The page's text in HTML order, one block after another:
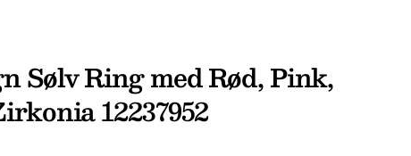
Sølv Ring med Rød, Pink,
12237952